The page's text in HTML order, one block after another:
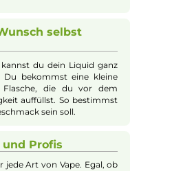
aus herber
erfrischenden Note von minzigem
als Longfill angeboten, das
geringer Anteil des Aromas in der
der Anwendung mit einer
Nikotinshots aufgefüllt werden
und gründlichen Schütteln ist
in E-Zigaretten und bietet so ein
Mix aus Tabak und